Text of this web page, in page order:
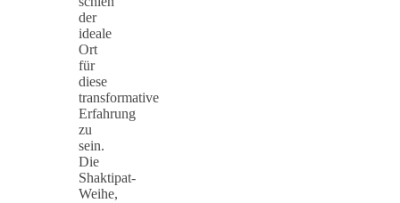
der
ideale
Ort
für
diese
transformative
Erfahrung
zu
sein.
Die
Shaktipat-
Weihe,